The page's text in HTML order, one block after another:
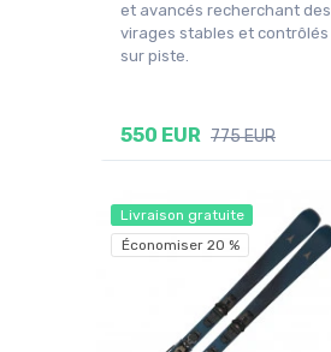
et avancés recherchant des
virages stables et contrôlés
sur piste.
550 EUR 775 EUR
Livraison gratuite
Économiser 20 %